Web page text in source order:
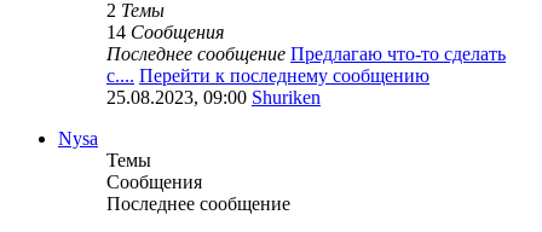
2 Темы
14 Сообщения
Последнее сообщение Предлагаю что-то сделать
с.... Перейти к последнему сообщению
25.08.2023, 09:00 Shuriken
Nysa
Темы
Сообщения
Последнее сообщение